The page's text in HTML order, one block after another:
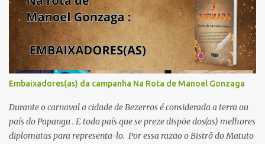
Tudo Há Poesia - Mediador: Severino Pedro e convidados -
Acesse aqui para se inscrever 2º painel- 02/05/25 - 10h30: Tema:
Saúde Mental e Poesia - Mediador: Pierre Pessôa Convidados:
Cristina Silva e Diogo Pessôa - Acesse aqui para se inscrever 3º
painel- 02/05/25 - 14h30: Tema: A poesia que Encanta e Conta
Histórias - Mediador: Janilson Sales Convidados: Ediana Torres e
Biu Lourenço - Acesse aqui para se increver 4º painel- 02/05/25 -
16h: Tema: Dizeres Poéticos - Mediador: Pedro...
Embaixadores(as) da campanha Na Rota de Manoel Gonzaga
Durante o carnaval a cidade de Bezerros é considerada a terra ou
país do Papangu . E todo país que se preze dispõe dos(as) melhores
diplomatas para representa-lo. Por essa razão o Bistrô do Matuto